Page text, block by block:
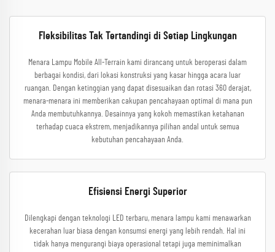
Fleksibilitas Tak Tertandingi di Setiap Lingkungan
Menara Lampu Mobile All-Terrain kami dirancang untuk beroperasi dalam
berbagai kondisi, dari lokasi konstruksi yang kasar hingga acara luar
ruangan. Dengan ketinggian yang dapat disesuaikan dan rotasi 360 derajat,
menara-menara ini memberikan cakupan pencahayaan optimal di mana pun
Anda membutuhkannya. Desainnya yang kokoh memastikan ketahanan
terhadap cuaca ekstrem, menjadikannya pilihan andal untuk semua
kebutuhan pencahayaan Anda.
Efisiensi Energi Superior
Dilengkapi dengan teknologi LED terbaru, menara lampu kami menawarkan
kecerahan luar biasa dengan konsumsi energi yang lebih rendah. Hal ini
tidak hanya mengurangi biaya operasional tetapi juga meminimalkan